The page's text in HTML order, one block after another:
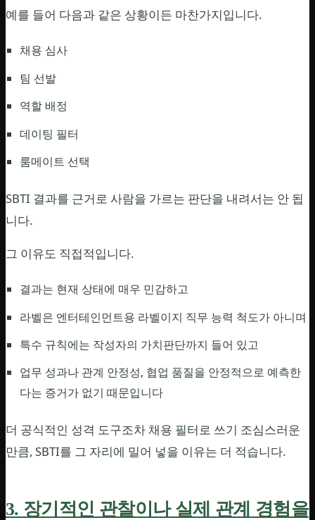
예를 들어 다음과 같은 상황이든 마찬가지입니다.
채용 심사
팀 선발
역할 배정
데이팅 필터
룸메이트 선택
SBTI 결과를 근거로 사람을 가르는 판단을 내려서는 안 됩
니다.
그 이유도 직접적입니다.
결과는 현재 상태에 매우 민감하고
라벨은 엔터테인먼트용 라벨이지 직무 능력 척도가 아니며
특수 규칙에는 작성자의 가치판단까지 들어 있고
업무 성과나 관계 안정성, 협업 품질을 안정적으로 예측한
다는 증거가 없기 때문입니다
더 공식적인 성격 도구조차 채용 필터로 쓰기 조심스러운
만큼, SBTI를 그 자리에 밀어 넣을 이유는 더 적습니다.
3. 장기적인 관찰이나 실제 관계 경험을